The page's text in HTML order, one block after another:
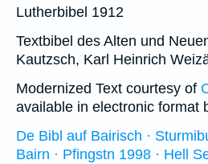
Lutherbibel 1912
Textbibel des Alten und
Kautzsch, Karl Heinrich
Modernized Text courtesy of
available in electronic format
De Bibl auf Bairisch ·
Bairn · Pfingstn 1998 · Hell